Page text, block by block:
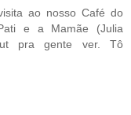
ao nosso Café do
e a Mamãe (Julia
pra gente ver. Tô